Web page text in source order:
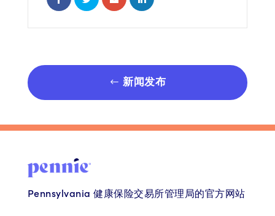
新闻发布
Pennsylvania 健康保险交易所管理局的官方网站